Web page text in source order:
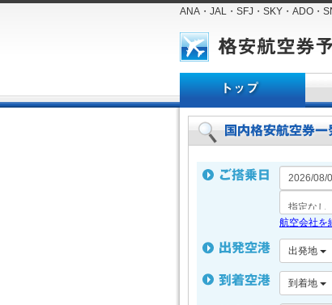
ANA・JAL・SFJ・SKY・ADO・
プ
ー
一
覧
航空会社を
出発地
到着地